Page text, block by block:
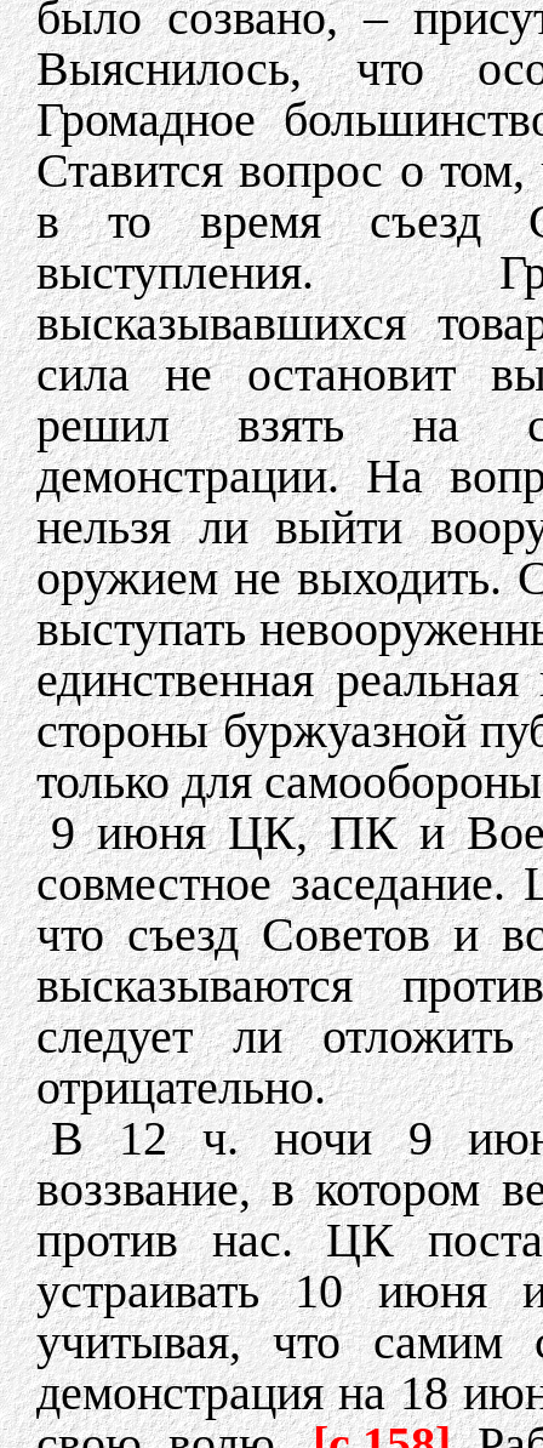
было созвано, –
Выяснилось, что
Громадное
Ставится вопрос о
в то время съезд
выступления.
высказывавшихся
сила не остановит
решил взять на
демонстрации. На
нельзя ли выйти
оружием не выходить.
выступать
единственная
стороны буржуазной
только для
9 июня ЦК, ПК и
совместное
что съезд Советов и
высказываются
следует ли
отрицательно.
В 12 ч. ночи 9 июня
воззвание, в котором
против нас. ЦК
устраивать 10
учитывая, что самим
демонстрация на 18